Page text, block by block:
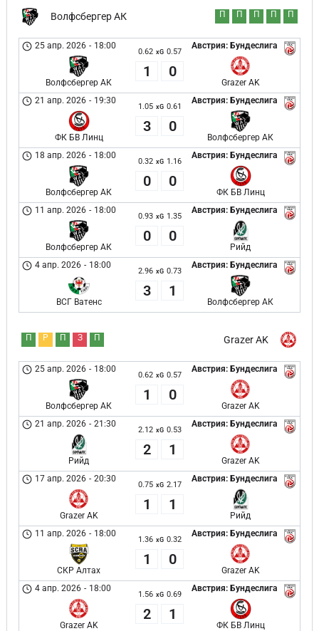
Волфсбергер АК П П П П П
Австрия: Бундеслига
25 апр. 2026 - 18:00
Волфсбергер АК
0.62 xG 0.57
1 0
Grazer AK
Австрия: Бундеслига
21 апр. 2026 - 19:30
ФК БВ Линц
1.05 xG 0.61
3 0
Волфсбергер АК
Австрия: Бундеслига
18 апр. 2026 - 18:00
Волфсбергер АК
0.32 xG 1.16
0 0
ФК БВ Линц
Австрия: Бундеслига
11 апр. 2026 - 18:00
Волфсбергер АК
0.93 xG 1.35
0 0
Рийд
Австрия: Бундеслига
4 апр. 2026 - 18:00
ВСГ Ватенс
2.96 xG 0.73
3 1
Волфсбергер АК
Grazer AK
П Р П З П
Австрия: Бундеслига
25 апр. 2026 - 18:00
Волфсбергер АК
0.62 xG 0.57
1 0
Grazer AK
Австрия: Бундеслига
21 апр. 2026 - 21:30
Рийд
2.12 xG 0.53
2 1
Grazer AK
Австрия: Бундеслига
17 апр. 2026 - 20:30
Grazer AK
0.75 xG 2.17
1 1
Рийд
Австрия: Бундеслига
11 апр. 2026 - 18:00
СКР Алтах
1.36 xG 0.32
1 0
Grazer AK
Австрия: Бундеслига
4 апр. 2026 - 18:00
Grazer AK
1.56 xG 0.69
2 1
ФК БВ Линц